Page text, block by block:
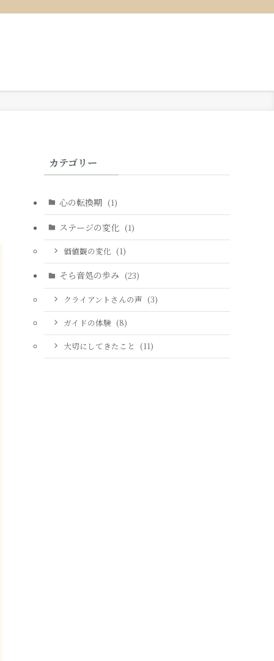
カテゴリー
心の転換期 (1)
ステージの変化 (1)
価値観の変化 (1)
そら音処の歩み (23)
クライアントさんの声 (3)
ガイドの体験 (8)
大切にしてきたこと (11)